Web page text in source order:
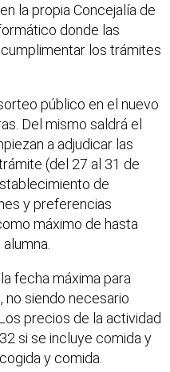
la propia Concejalía de
donde las
los trámites
público en el nuevo
Del mismo saldrá el
a adjudicar las
(del 27 al 31 de
de
y preferencias
máximo de hasta
fecha máxima para
no siendo necesario
precios de la actividad
si se incluye comida y
y comida.